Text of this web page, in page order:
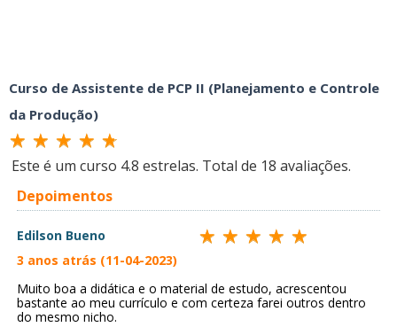
Curso de Assistente de PCP II (Planejamento e Controle
da Produção)
Este é um curso 4.8 estrelas. Total de 18 avaliações.
Depoimentos
Edilson Bueno
3 anos atrás (11-04-2023)
Muito boa a didática e o material de estudo, acrescentou
bastante ao meu currículo e com certeza farei outros dentro
do mesmo nicho.